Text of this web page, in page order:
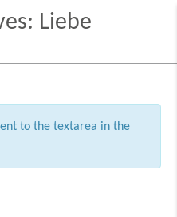
Liebe
to the textarea in the